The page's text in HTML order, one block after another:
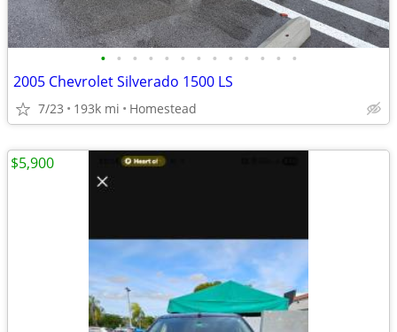
• • • • • • • • • • • • •
2005 Chevrolet Silverado 1500 LS
7/23 193k mi Homestead
$5,900